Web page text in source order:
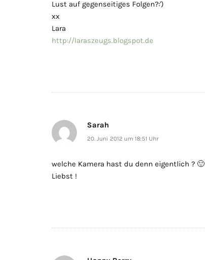
Lust auf gegenseitiges Folgen?:')
xx
Lara
http://laraszeugs.blogspot.de
Sarah
20. Juni 2012 um 18:51 Uhr
welche Kamera hast du denn eigentlich ? 🙂
Liebst !